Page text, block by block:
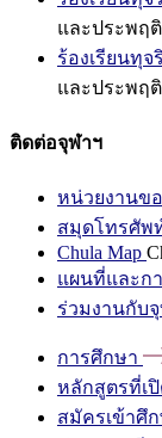
และประพฤ
ร้องเรียนทุ
และประพฤ
ติดต่อจุฬาฯ
หน่วยงานข
สมุดโทรศัพ
Chula Map
แผนที่และก
ร่วมงานกับ
การศึกษา
หลักสูตรที่เ
สมัครเข้าศึ